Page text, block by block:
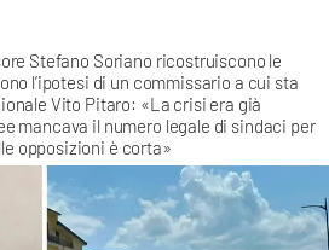
Stefano Soriano ricostruiscono le
l’ipotesi di un commissario a cui sta
Vito Pitaro: «La crisi era già
mancava il numero legale di sindaci per
opposizioni è corta»